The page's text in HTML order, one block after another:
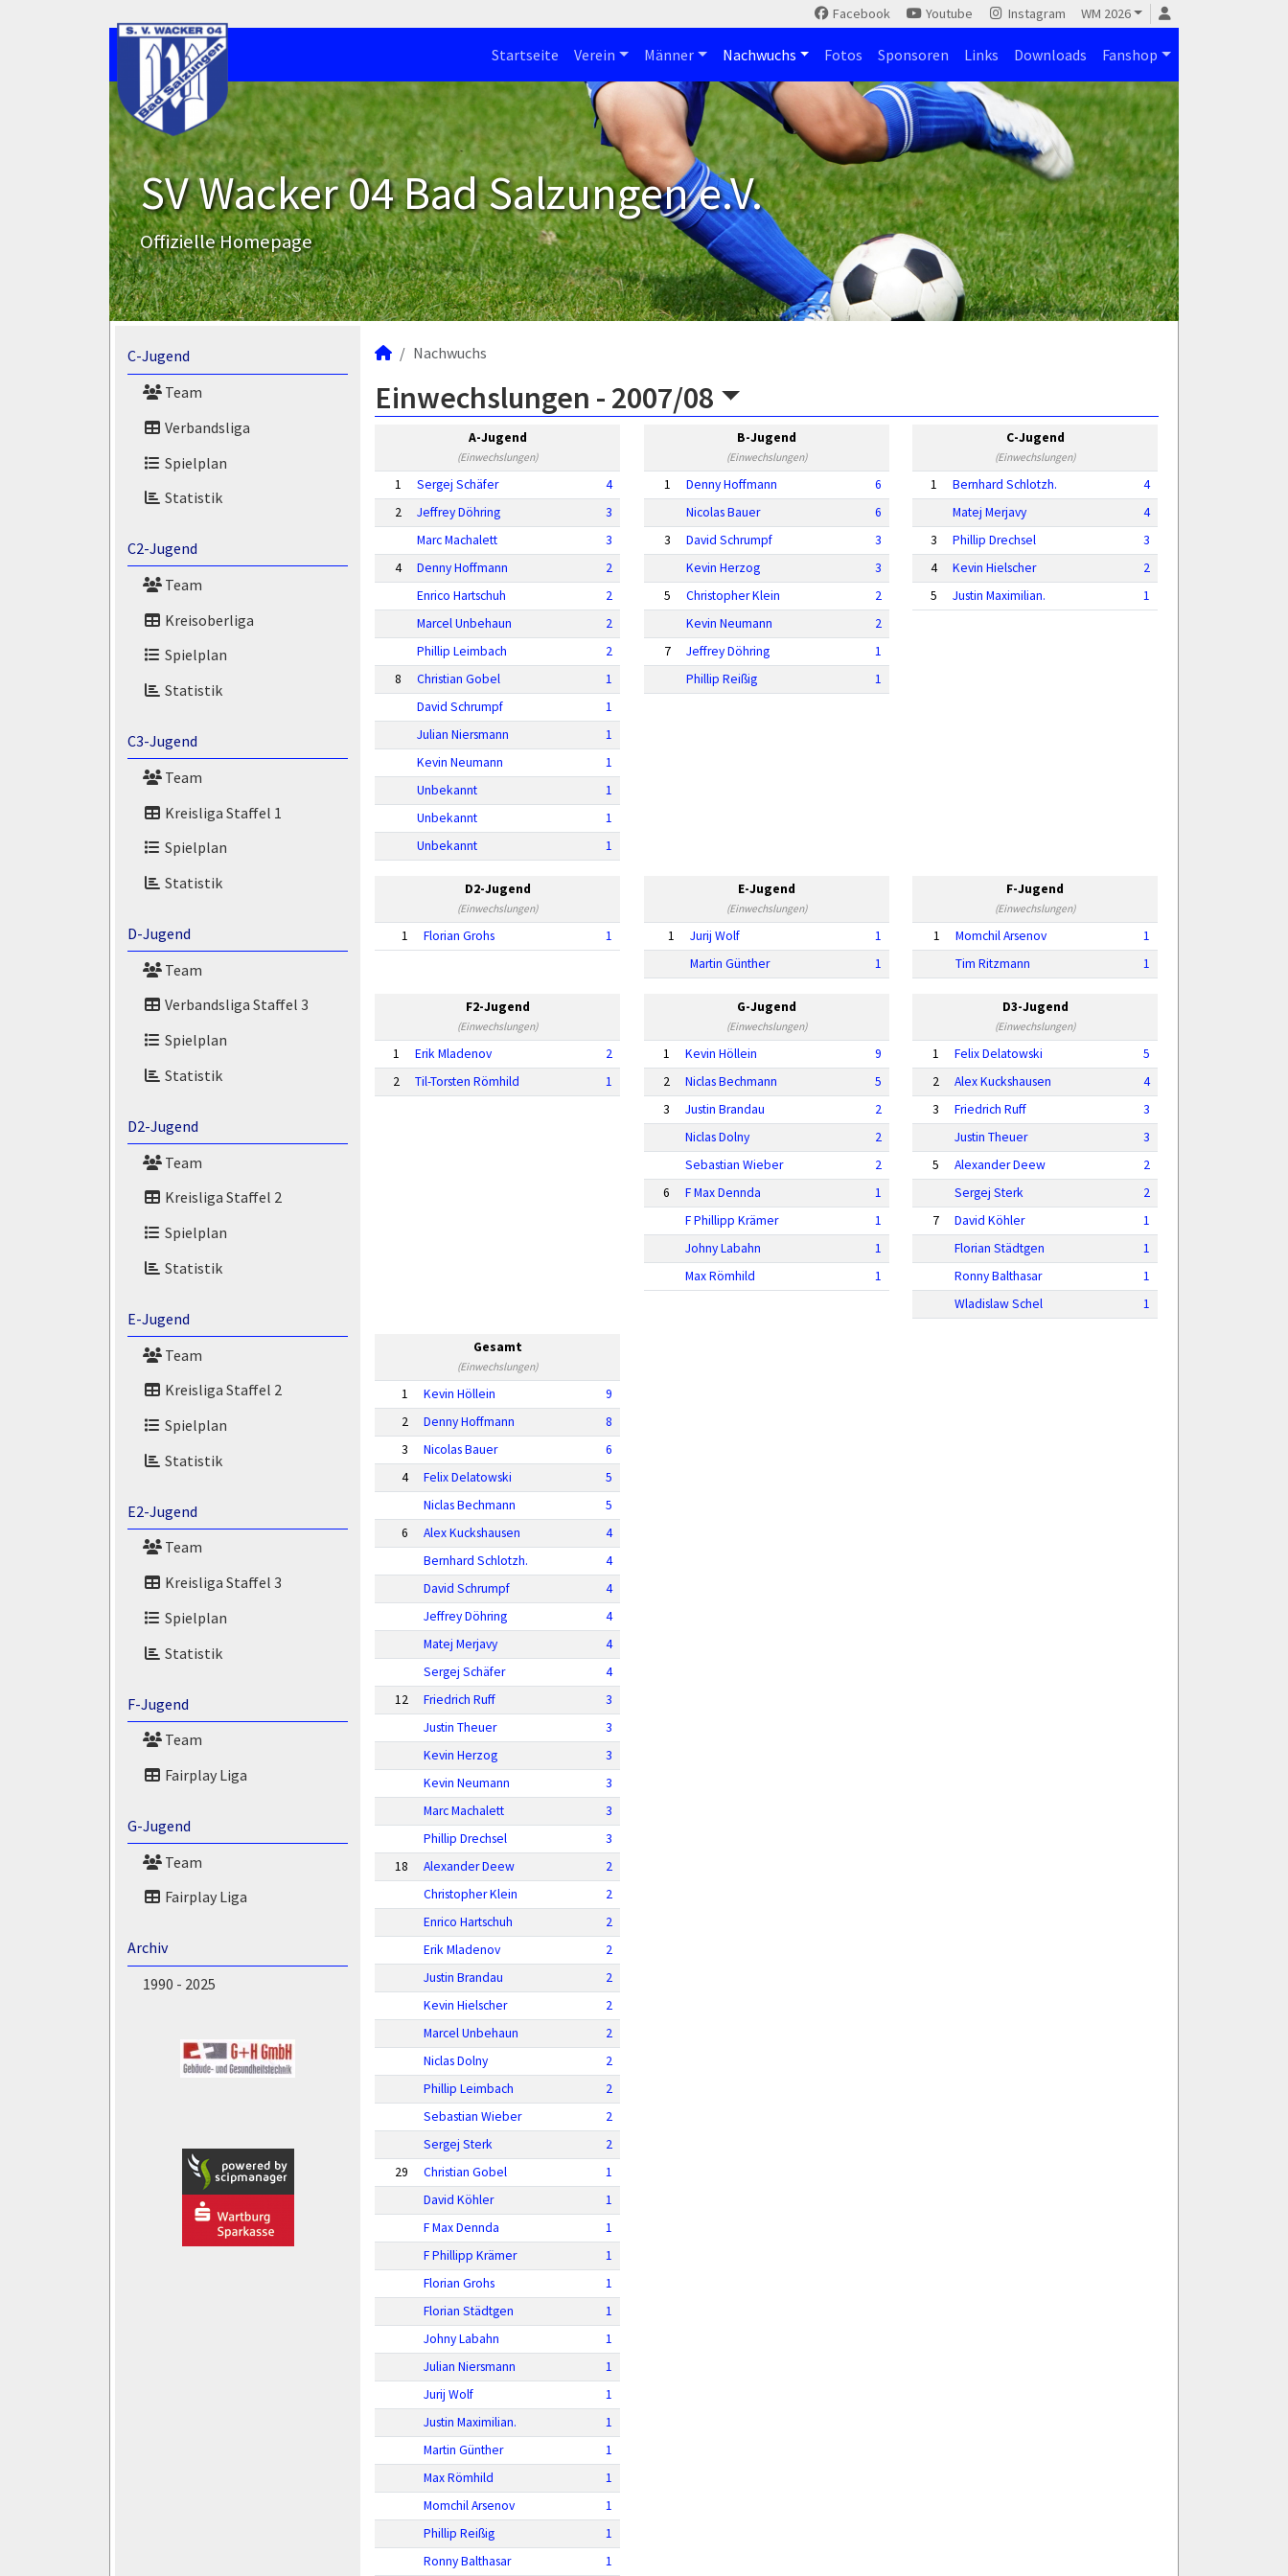
Facebook Youtube Instagram WM 2026
Startseite Verein Männer Nachwuchs Fotos Sponsoren Links Downloads Fanshop
SV Wacker 04 Bad Salzungen e.V.
Offizielle Homepage
C-Jugend
Team
Verbandsliga
Spielplan
Statistik
C2-Jugend
Team
Kreisoberliga
Spielplan
Statistik
C3-Jugend
Team
Kreisliga Staffel 1
Spielplan
Statistik
D-Jugend
Team
Verbandsliga Staffel 3
Spielplan
Statistik
D2-Jugend
Team
Kreisliga Staffel 2
Spielplan
Statistik
E-Jugend
Team
Kreisliga Staffel 2
Spielplan
Statistik
E2-Jugend
Team
Kreisliga Staffel 3
Spielplan
Statistik
F-Jugend
Team
Fairplay Liga
G-Jugend
Team
Fairplay Liga
Archiv
1990 - 2025
Nachwuchs
Einwechslungen - 2007/08
A-Jugend
(Einwechslungen)
1 Sergej Schäfer
4
2
Jeffrey Döhring
3
Marc Machalett
3
4
Denny Hoffmann
2
Enrico Hartschuh
2
Marcel Unbehaun
2
Phillip Leimbach
2
8
Christian Gobel
1
David Schrumpf
1
Julian Niersmann
1
Kevin Neumann
1
Unbekannt
1
Unbekannt
1
Unbekannt
1
B-Jugend
(Einwechslungen)
1 Denny Hoffmann
6
Nicolas Bauer
6
3
David Schrumpf
3
Kevin Herzog
3
5
Christopher Klein
2
Kevin Neumann
2
7
Jeffrey Döhring
1
Phillip Reißig
1
C-Jugend
(Einwechslungen)
1 Bernhard Schlotzh.
4
Matej Merjavy
4
3
Phillip Drechsel
3
4
Kevin Hielscher
2
5
Justin Maximilian. 1
D2-Jugend
(Einwechslungen)
1 Florian Grohs 1
E-Jugend
(Einwechslungen)
1 Jurij Wolf
1
Martin Günther
1
F-Jugend
(Einwechslungen)
1 Momchil Arsenov
1
Tim Ritzmann
1
F2-Jugend
(Einwechslungen)
1 Erik Mladenov
2
2
Til-Torsten Römhild 1
G-Jugend
(Einwechslungen)
1 Kevin Höllein
9
2
Niclas Bechmann
5
3
Justin Brandau
2
Niclas Dolny
2
Sebastian Wieber
2
6
F Max Dennda
1
F Phillipp Krämer
1
Johny Labahn
1
Max Römhild
1
D3-Jugend
(Einwechslungen)
1 Felix Delatowski
5
2
Alex Kuckshausen
4
3
Friedrich Ruff
3
Justin Theuer
3
5
Alexander Deew
2
Sergej Sterk
2
7
David Köhler
1
Florian Städtgen
1
Ronny Balthasar
1
Wladislaw Schel
1
Gesamt
(Einwechslungen)
1 Kevin Höllein
9
2
Denny Hoffmann
8
3
Nicolas Bauer
6
4
Felix Delatowski
5
Niclas Bechmann
5
6
Alex Kuckshausen
4
Bernhard Schlotzh.
4
David Schrumpf
4
Jeffrey Döhring
4
Matej Merjavy
4
Sergej Schäfer
4
12
Friedrich Ruff
3
Justin Theuer
3
Kevin Herzog
3
Kevin Neumann
3
Marc Machalett
3
Phillip Drechsel
3
18
Alexander Deew
2
Christopher Klein
2
Enrico Hartschuh
2
Erik Mladenov
2
Justin Brandau
2
Kevin Hielscher
2
Marcel Unbehaun
2
Niclas Dolny
2
Phillip Leimbach
2
Sebastian Wieber
2
Sergej Sterk
2
29
Christian Gobel
1
David Köhler
1
F Max Dennda
1
F Phillipp Krämer
1
Florian Grohs
1
Florian Städtgen
1
Johny Labahn
1
Julian Niersmann
1
Jurij Wolf
1
Justin Maximilian.
1
Martin Günther
1
Max Römhild
1
Momchil Arsenov
1
Phillip Reißig
1
Ronny Balthasar
1